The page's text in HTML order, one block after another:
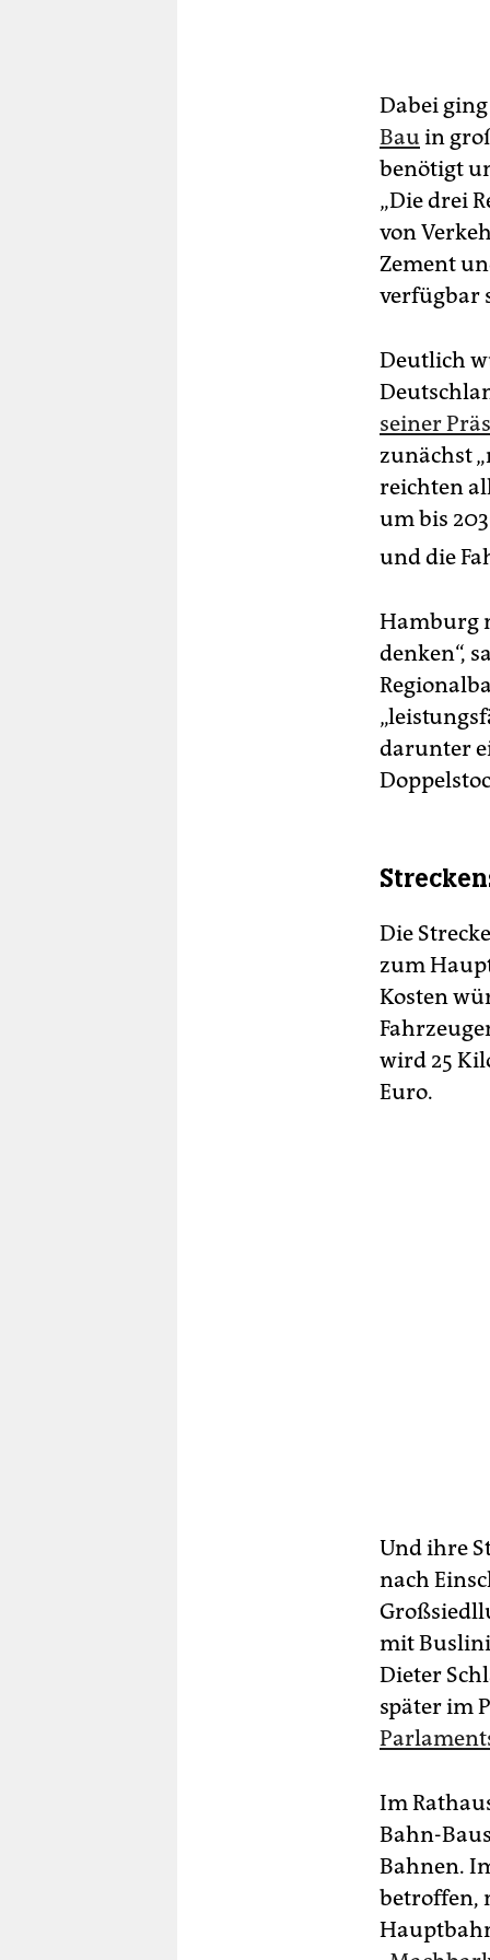
Dabei
Bau in
benötigt
„Die drei
von
Zement
verfügbar
Deutlich
seiner
zunächst
reichten
um bis
und die
Hamburg
denken“,
darunter
Die
zum
Kosten
wird 25
Euro.
Und ihre
nach
mit
Dieter
später im
Im
Bahn-
Bahnen.
betroffen,